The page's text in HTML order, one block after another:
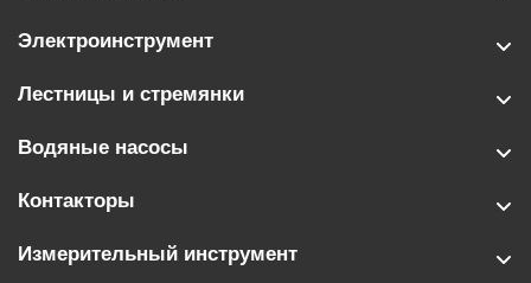
Электроинструмент
Лестницы и стремянки
Водяные насосы
Контакторы
Измерительный инструмент